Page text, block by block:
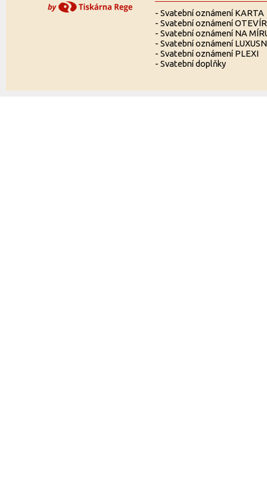
- Svatební oznámení KARTA
- Svatební oznámení
- Svatební oznámení NA
- Svatební oznámení
- Svatební oznámení PLEXI
- Svatební doplňky